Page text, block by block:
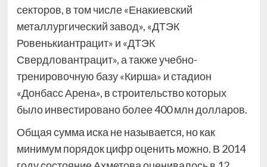
секторов, в том числе «Енакиевский
металлургический завод», «ДТЭК
Ровенькиантрацит» и «ДТЭК
Свердловантрацит», а также учебно-
тренировочную базу «Кирша» и стадион
«Донбасс Арена», в строительство которых
было инвестировано более 400 млн долларов.
Общая сумма иска не называется, но как
минимум порядок цифр оценить можно. В 2014